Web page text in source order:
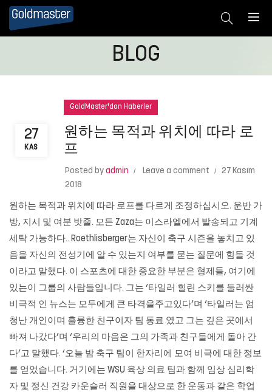
BLOG
27
KAS
GoldMaster'dan Haberler
원하는 목적과 위치에 따라 로
프
Posted by admin Leave a comment
27 Kasım
2018
원하는 목적과 위치에 따라 로프를 다르게 조정하십시오. 운반 가
방, 지시 및 여분 밧줄. 모든 Zaza는 이스라엘에서 발송되고 기계
세탁 가능하다.. Roethlisberger는 자신이 축구 시즌을 놓치고 있
음을 자신의 전성기에 알 수 있는지 여부를 묻는 질문에 힘들 것
이라고 말했다. 이 스포츠에 대한 중요한 부분은 형제들, 여기에
있는이 그룹의 사람들입니다. 그는 ‘타일러 힐린 스키를 둘러싼
비극적 인 뉴스는 모두에게 큰 타격을주고있다’며 ‘타일러는 엄
청난 개인이며 훌륭한 친구이자 팀 동료 였고 그는 깊은 곳에서
빠져 나갔다’며 ‘우리의 마음은 그의 가족과 친구들에게 돌아 간
다’고 말했다. ‘오늘 밤 축구 팀이 한자리에 모여 비극에 대한 정보
를 얻었습니다. 거기에는 WSU 육상 의료 팀과 함께 임상 심리학
자 및 정신 건강 카운슬러 직원을 대상으로 한 운동과 같은 학업